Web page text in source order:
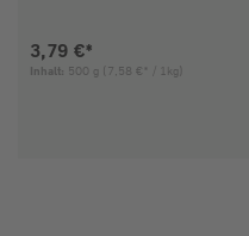
Aktueller Preis:
3,79 €*
Inhalt: 500 g (7,58 €* / 1kg)